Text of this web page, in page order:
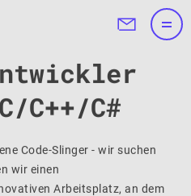
C++/C#
Code-Slinger - wir suchen
wir einen
Arbeitsplatz, an dem